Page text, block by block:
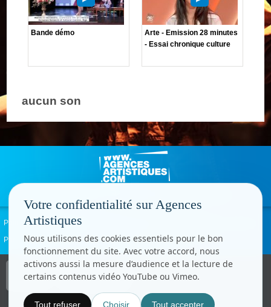
Bande démo
Arte - Emission 28 minutes
- Essai chronique culture
aucun son
Politique de confidentialité
Paramètres cookies
Copyright © CC.Comunication
Tous droits réservés
Votre confidentialité sur Agences
Artistiques
Nous utilisons des cookies essentiels pour le bon
fonctionnement du site. Avec votre accord, nous
activons aussi la mesure d’audience et la lecture de
certains contenus vidéo YouTube ou Vimeo.
Tout refuser Choisir Tout accepter